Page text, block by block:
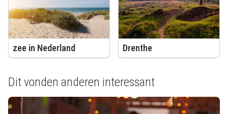
zee in Nederland Drenthe
Dit vonden anderen interessant